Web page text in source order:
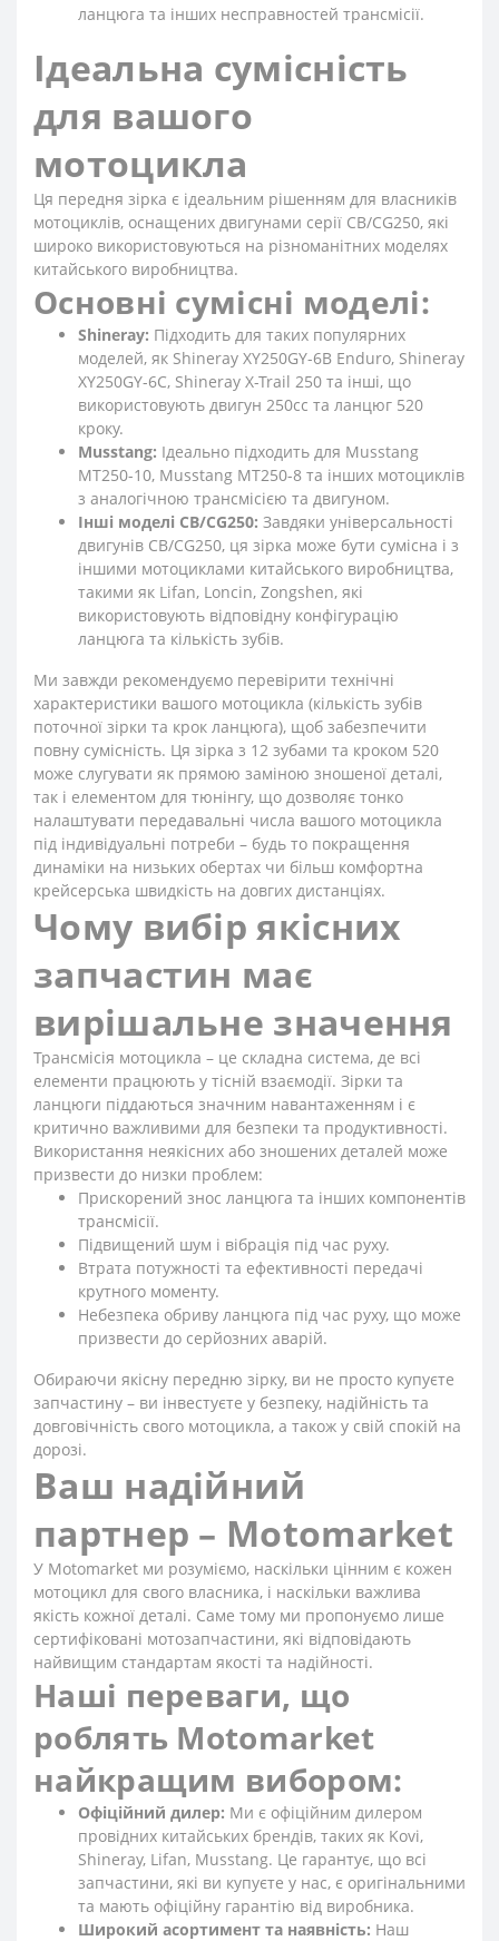
ланцюга та інших несправностей трансмісії.
Ідеальна сумісність
для вашого
мотоцикла
Ця передня зірка є ідеальним рішенням для власників
мотоциклів, оснащених двигунами серії CB/CG250, які
широко використовуються на різноманітних моделях
китайського виробництва.
Основні сумісні моделі:
Shineray: Підходить для таких популярних
моделей, як Shineray XY250GY-6B Enduro, Shineray
XY250GY-6C, Shineray X-Trail 250 та інші, що
використовують двигун 250cc та ланцюг 520
кроку.
Musstang: Ідеально підходить для Musstang
MT250-10, Musstang MT250-8 та інших мотоциклів
з аналогічною трансмісією та двигуном.
Інші моделі CB/CG250: Завдяки універсальності
двигунів CB/CG250, ця зірка може бути сумісна і з
іншими мотоциклами китайського виробництва,
такими як Lifan, Loncin, Zongshen, які
використовують відповідну конфігурацію
ланцюга та кількість зубів.
Ми завжди рекомендуємо перевірити технічні
характеристики вашого мотоцикла (кількість зубів
поточної зірки та крок ланцюга), щоб забезпечити
повну сумісність. Ця зірка з 12 зубами та кроком 520
може слугувати як прямою заміною зношеної деталі,
так і елементом для тюнінгу, що дозволяє тонко
налаштувати передавальні числа вашого мотоцикла
під індивідуальні потреби – будь то покращення
динаміки на низьких обертах чи більш комфортна
крейсерська швидкість на довгих дистанціях.
Чому вибір якісних
запчастин має
вирішальне значення
Трансмісія мотоцикла – це складна система, де всі
елементи працюють у тісній взаємодії. Зірки та
ланцюги піддаються значним навантаженням і є
критично важливими для безпеки та продуктивності.
Використання неякісних або зношених деталей може
призвести до низки проблем:
Прискорений знос ланцюга та інших компонентів
трансмісії.
Підвищений шум і вібрація під час руху.
Втрата потужності та ефективності передачі
крутного моменту.
Небезпека обриву ланцюга під час руху, що може
призвести до серйозних аварій.
Обираючи якісну передню зірку, ви не просто купуєте
запчастину – ви інвестуєте у безпеку, надійність та
довговічність свого мотоцикла, а також у свій спокій на
дорозі.
Ваш надійний
партнер – Motomarket
У Motomarket ми розуміємо, наскільки цінним є кожен
мотоцикл для свого власника, і наскільки важлива
якість кожної деталі. Саме тому ми пропонуємо лише
сертифіковані мотозапчастини, які відповідають
найвищим стандартам якості та надійності.
Наші переваги, що
роблять Motomarket
найкращим вибором:
Офіційний дилер: Ми є офіційним дилером
провідних китайських брендів, таких як Kovi,
Shineray, Lifan, Musstang. Це гарантує, що всі
запчастини, які ви купуєте у нас, є оригінальними
та мають офіційну гарантію від виробника.
Широкий асортимент та наявність: Наш